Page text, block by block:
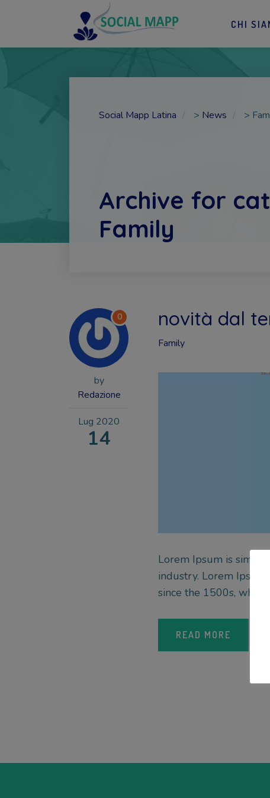
CHI
Social Mapp Latina > News >
Archive for
Family
0
by
Redazione
Lug 2020
14
novità dal
Family
Lorem Ipsum is
industry. Lorem Ipsum
since the 1500s, when
READ MORE